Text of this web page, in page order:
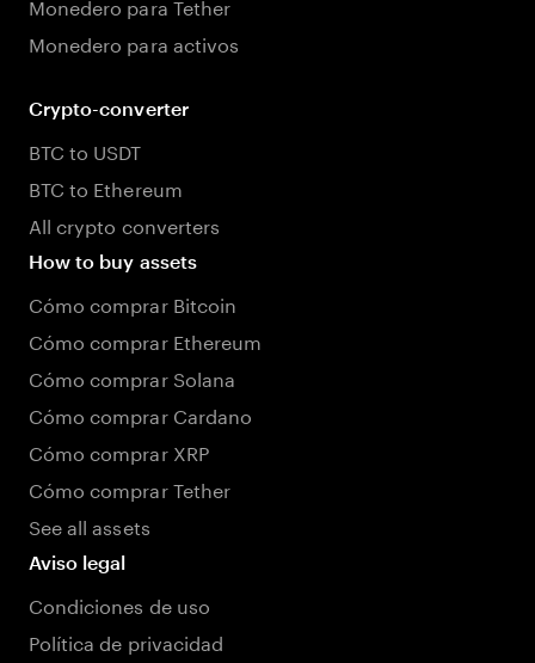
Monedero para activos
Crypto-converter
BTC to USDT
BTC to Ethereum
All crypto converters
How to buy assets
Cómo comprar Bitcoin
Cómo comprar Ethereum
Cómo comprar Solana
Cómo comprar Cardano
Cómo comprar XRP
Cómo comprar Tether
See all assets
Aviso legal
Condiciones de uso
Política de privacidad